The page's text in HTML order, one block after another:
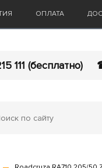
ОПЛАТА
111 (бесплатно)